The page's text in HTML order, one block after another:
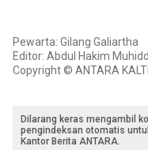
Pewarta: Gilang Galiartha
Editor: Abdul Hakim
Copyright © ANTARA
Dilarang keras mengambil
pengindeksan otomatis
Kantor Berita ANTARA.